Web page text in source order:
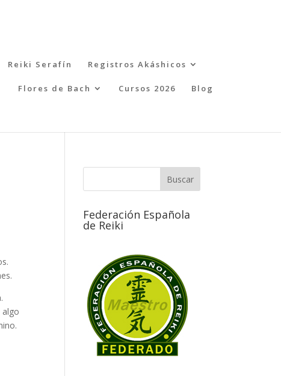
Reiki Serafín Registros Akáshicos
Flores de Bach Cursos 2026 Blog
Federación Española
de Reiki